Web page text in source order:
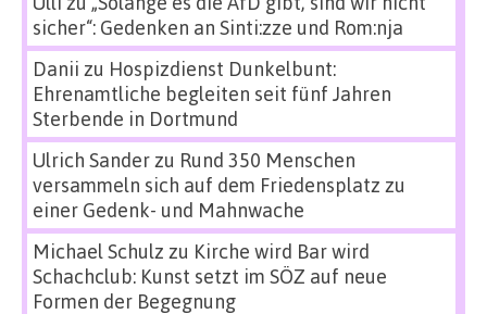
sicher“: Gedenken an Sinti:zze und Rom:nja
Danii zu Hospizdienst Dunkelbunt:
Ehrenamtliche begleiten seit fünf Jahren
Sterbende in Dortmund
Ulrich Sanderzu Rund 350 Menschen
versammeln sich auf dem Friedensplatz zu
einer Gedenk- und Mahnwache
Michael Schulz zu Kirche wird Bar wird
Schachclub: Kunst setzt im SÖZ auf neue
Formen der Begegnung